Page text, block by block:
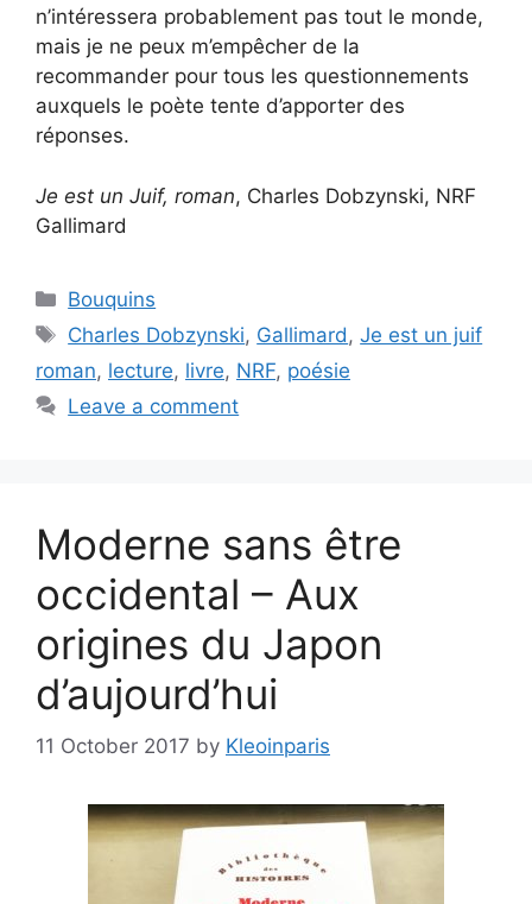
n’intéressera probablement pas tout le monde,
mais je ne peux m’empêcher de la
recommander pour tous les questionnements
auxquels le poète tente d’apporter des
réponses.
Je est un Juif, roman, Charles Dobzynski, NRF
Gallimard
Categories
Bouquins
Tags
Charles Dobzynski, Gallimard ,Je est un juif
roman, lecture, livre, NRF, poésie
Leave a comment
Moderne sans être
occidental – Aux
origines du Japon
d’aujourd’hui
11 October 2017 by Kleoinparis